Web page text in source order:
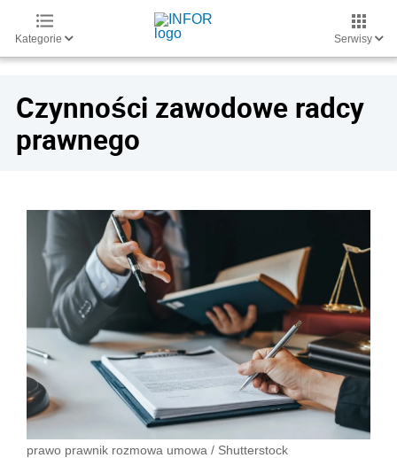
Kategorie Serwisy
Czynności zawodowe radcy
prawnego
prawo prawnik rozmowa umowa / Shutterstock